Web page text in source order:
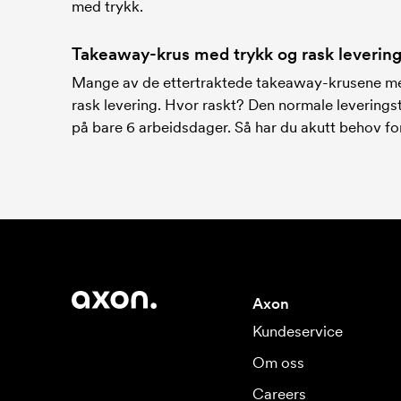
med trykk.
Takeaway-krus med trykk og rask levering
Mange av de ettertraktede takeaway-krusene
rask levering. Hvor raskt? Den normale
på bare 6 arbeidsdager. Så har du akutt behov
Axon
Kundeservice
Om oss
Careers